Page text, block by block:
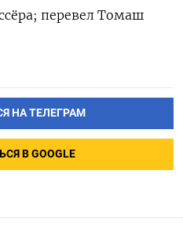
перевел Томаш
НА ТЕЛЕГРАМ
В GOOGLE